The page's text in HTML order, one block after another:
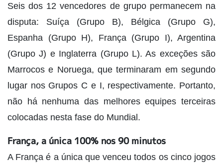
Seis dos 12 vencedores de grupo permanecem na
disputa: Suíça (Grupo B), Bélgica (Grupo G),
Espanha (Grupo H), França (Grupo I), Argentina
(Grupo J) e Inglaterra (Grupo L). As exceções são
Marrocos e Noruega, que terminaram em segundo
lugar nos Grupos C e I, respectivamente. Portanto,
não há nenhuma das melhores equipes terceiras
colocadas nesta fase do Mundial.
França, a única 100% nos 90 minutos
A França é a única que venceu todos os cinco jogos